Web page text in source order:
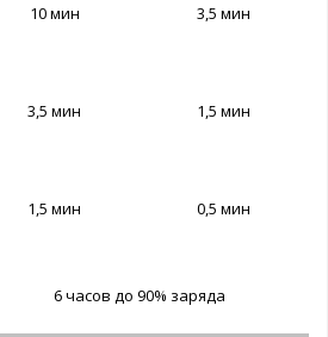
10 мин 3,5 мин
3,5 мин 1,5 мин
1,5 мин 0,5 мин
6 часов до 90% заряда